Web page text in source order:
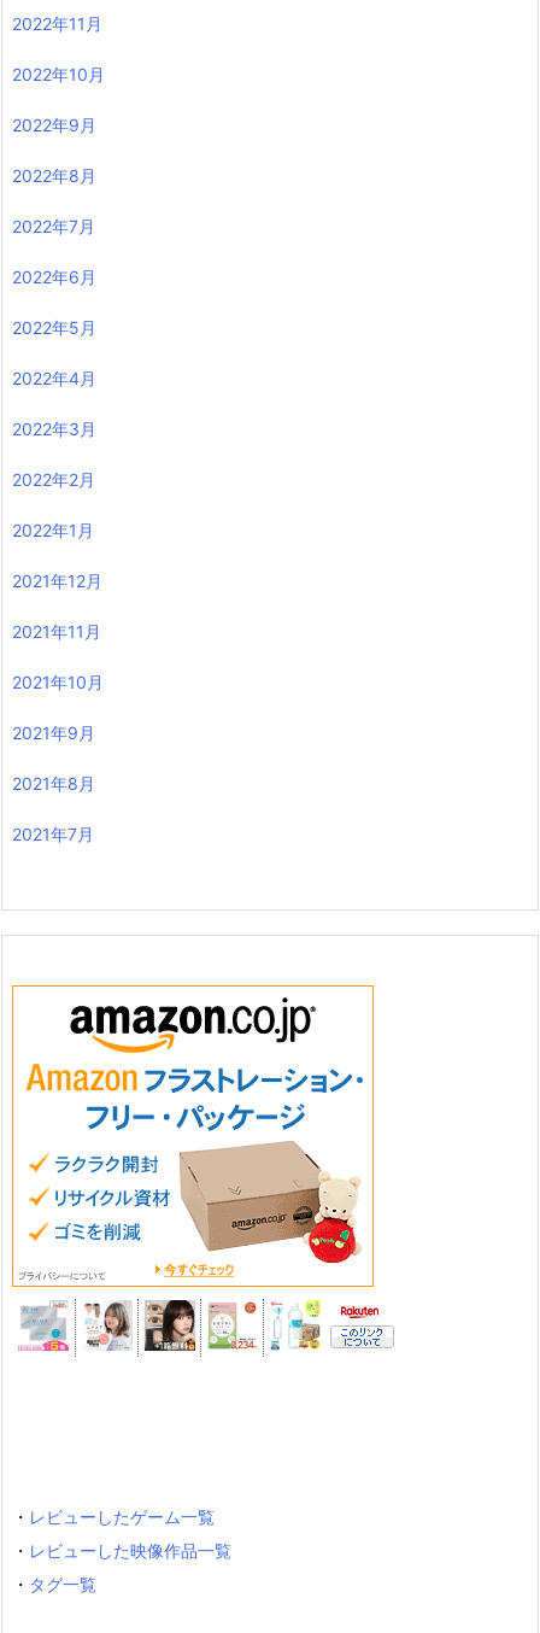
2022年11月
2022年10月
2022年9月
2022年8月
2022年7月
2022年6月
2022年5月
2022年4月
2022年3月
2022年2月
2022年1月
2021年12月
2021年11月
2021年10月
2021年9月
2021年8月
2021年7月
・ レビューしたゲーム一覧
・ レビューした映像作品一覧
・ タグ一覧